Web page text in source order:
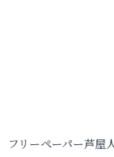
フリーペーパー芦屋